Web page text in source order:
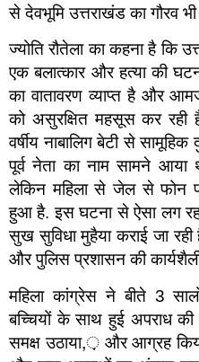
से देवभूमि उत्तराखंड का गौरव
ज्योति रौतेला का कहना है कि
एक बलात्कार और हत्या की
का वातावरण व्याप्त है और
को असुरक्षित महसूस कर रही
वर्षीय नाबालिग बेटी से
पूर्व नेता का नाम सामने आया
लेकिन महिला से जेल से फोन
हुआ है. इस घटना से ऐसा लग
सुख सुविधा मुहैया कराई जा
और पुलिस प्रशासन की
महिला कांग्रेस ने बीते 3
बच्चियों के साथ हुई अपराध
समक्ष उठाया,़ और आग्रह